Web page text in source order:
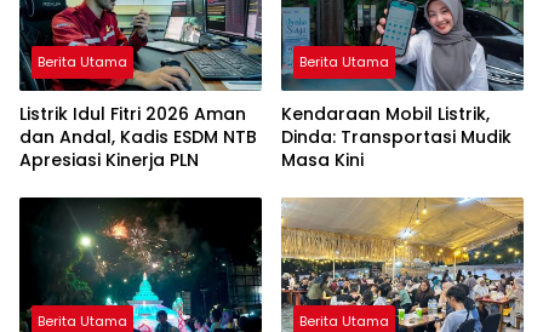
Berita Utama
Listrik Idul Fitri 2026 Aman
dan Andal, Kadis ESDM NTB
Apresiasi Kinerja PLN
Berita Utama
Kendaraan Mobil Listrik,
Dinda: Transportasi Mudik
Masa Kini
Berita Utama Berita Utama